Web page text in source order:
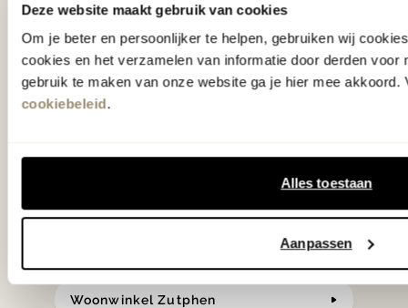
Deze website maakt gebruik van cookies
Om je beter en persoonlijker te helpen, gebruiken wij
cookies en het verzamelen van informatie door derden voor
gebruik te maken van onze website ga je hier mee akkoord.
cookiebeleid.
Alles toestaan
Aanpassen
'Weer verliefd op je huis' niet? We
hebben met liefde de mooiste woon-,
slaap- en designcollecties
samengesteld met de mooiste
Bekijk onze openingstijden en
Woonwinkel Zutphen